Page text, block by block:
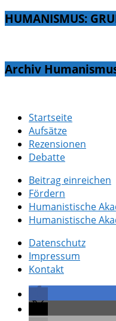
HUMANISMUS:
Archiv
Startseite
Aufsätze
Rezensionen
Debatte
Beitrag einreichen
Fördern
Humanistische
Humanistische
Datenschutz
Impressum
Kontakt